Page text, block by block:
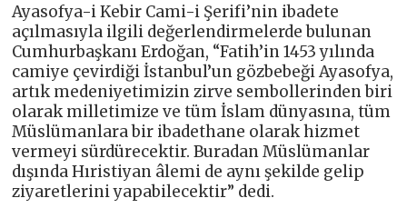
Ayasofya-i Kebir Cami-i Şerifi’nin ibadete
açılmasıyla ilgili değerlendirmelerde bulunan
Cumhurbaşkanı Erdoğan, “Fatih’in 1453 yılında
camiye çevirdiği İstanbul’un gözbebeği Ayasofya,
artık medeniyetimizin zirve sembollerinden biri
olarak milletimize ve tüm İslam dünyasına, tüm
Müslümanlara bir ibadethane olarak hizmet
vermeyi sürdürecektir. Buradan Müslümanlar
dışında Hıristiyan âlemi de aynı şekilde gelip
ziyaretlerini yapabilecektir” dedi.